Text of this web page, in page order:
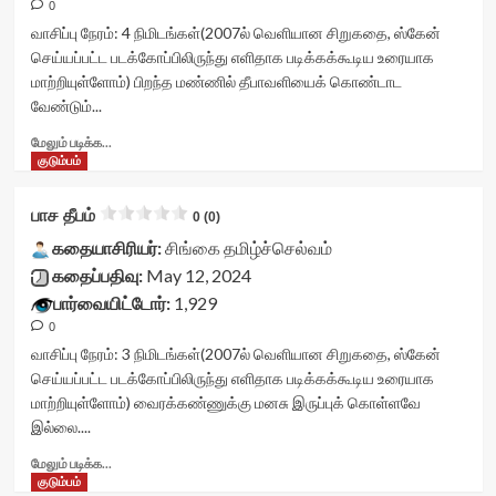
<span
class='yasr-
stars-
title-
</span>
rating='0'
data-
rater-
starsize='16'
postid='44217'
readonly='true'
readonly-
attribute='true'
>
class='yasr-
stars-
title-
</span>
container">
<div
class='yasr-
stars-
visitor-
votes-
readonly-
rater-
4c8f3f4d967a3'
data-
rater-
starsize='16'
postid='44216'
0
வாசிப்பு நேரம்: 4 நிமிடங்கள்(2007ல் வெளியான சிறுகதை, ஸ்கேன்
செய்யப்பட்ட படக்கோப்பிலிருந்து எளிதாக படிக்கக்கூடிய உரையாக
மாற்றியுள்ளோம்) பிறந்த மண்ணில் தீபாவளியைக் கொண்டாட
வேண்டும்...
மேலும் படிக்க...
தாய்
மண்<div
class="yasr-
vv-
stars-
title-
<div
class='yasr-
stars-
title
குடும்பம்
பாச தீபம் 0 (0)
கதையாசிரியர்:சிங்கை தமிழ்ச்செல்வம்
கதைப்பதிவு:May 12, 2024
பார்வையிட்டோர்:1,929
0
வாசிப்பு நேரம்: 3 நிமிடங்கள்(2007ல் வெளியான சிறுகதை, ஸ்கேன்
செய்யப்பட்ட படக்கோப்பிலிருந்து எளிதாக படிக்கக்கூடிய உரையாக
மாற்றியுள்ளோம்) வைரக்கண்ணுக்கு மனசு இருப்புக் கொள்ளவே
இல்லை....
மேலும் படிக்க...
குடும்பம்